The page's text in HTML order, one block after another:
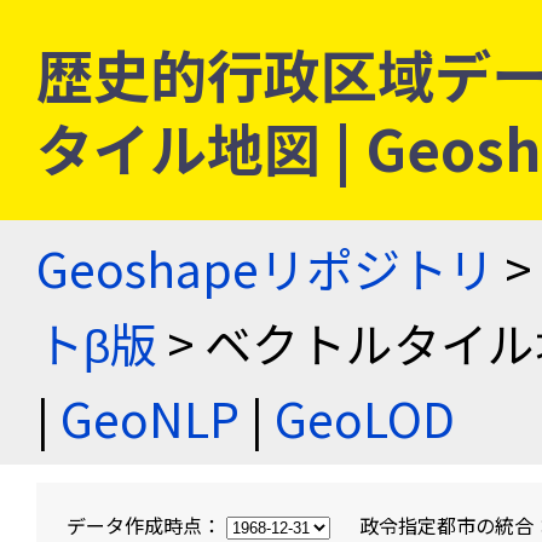
歴史的行政区域デ
タイル地図 |
Geoshapeリポジトリ >
トβ版 > ベクトルタイ
| GeoNLP | GeoLOD
データ作成時点： 政令指定都市の統